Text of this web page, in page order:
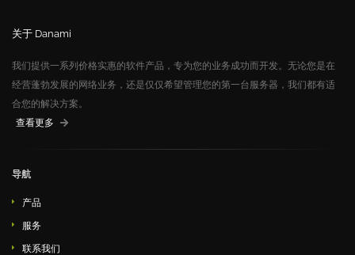
关于 Danami
我们提供一系列价格实惠的软件产品，专为您的业务成功而开发。无论您是在
经营蓬勃发展的网络业务，还是仅仅希望管理您的第一台服务器，我们都有适
合您的解决方案。
查看更多
导航
产品
服务
联系我们